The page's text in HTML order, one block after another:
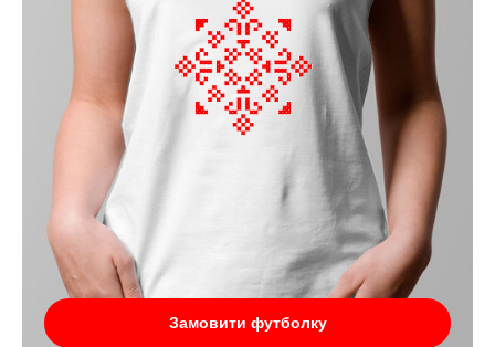
Замовити футболку